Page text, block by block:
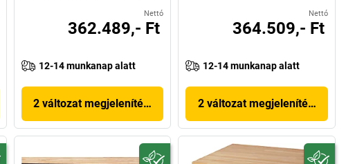
Nettó
362.489,- Ft
12-14 munkanap alatt
2 változat megjelenítése
Nettó
364.509,- Ft
12-14 munkanap alatt
2 változat megjelenítése